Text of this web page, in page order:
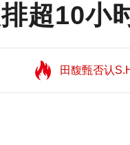
超10小